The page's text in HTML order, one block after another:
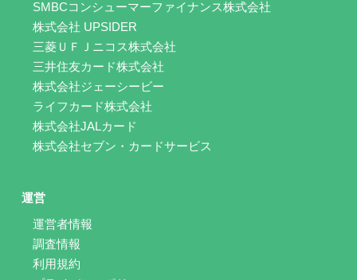
SMBCコンシューマーファイナンス株式会社
株式会社 UPSIDER
三菱ＵＦＪニコス株式会社
三井住友カード株式会社
株式会社ジェーシービー
ライフカード株式会社
株式会社JALカード
株式会社セブン・カードサービス
運営
運営者情報
調査情報
利用規約